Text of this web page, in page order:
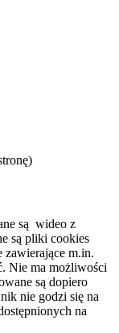
są wideo z
są pliki cookies
zawierające m.in.
Nie ma możliwości
są dopiero
nie godzi się na
na